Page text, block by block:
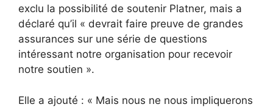
exclu la possibilité de soutenir Platner, mais a
déclaré qu’il « devrait faire preuve de grandes
assurances sur une série de questions
intéressant notre organisation pour recevoir
notre soutien ».
Elle a ajouté : « Mais nous ne nous impliquerons